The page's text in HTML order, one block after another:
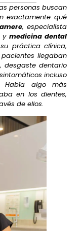
personas buscan
exactamente qué
, especialista
y medicina dental
práctica clínica,
llegaban
desgaste dentario
incluso
Había algo más
en los dientes,
de ellos.